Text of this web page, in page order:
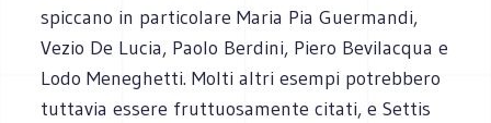
spiccano in particolare Maria Pia Guermandi,
Vezio De Lucia, Paolo Berdini, Piero Bevilacqua e
Lodo Meneghetti. Molti altri esempi potrebbero
tuttavia essere fruttuosamente citati, e Settis